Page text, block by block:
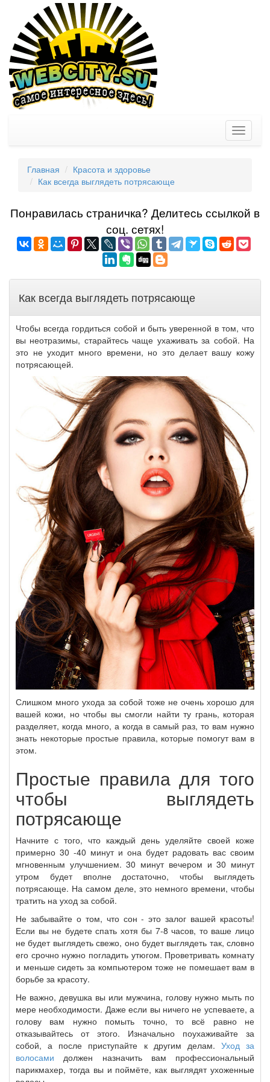
Toggle
Главная
Красота и здоровье
Как всегда выглядеть потрясающе
Понравилась страничка? Делитеcь ссылкой в
соц. сетях!
Как всегда выглядеть потрясающе
Чтобы всегда гордиться собой и быть уверенной в том, что
вы неотразимы, старайтесь чаще ухаживать за собой. На
это не уходит много времени, но это делает вашу кожу
потрясающей.
Слишком много ухода за собой тоже не очень хорошо для
вашей кожи, но чтобы вы смогли найти ту грань, которая
разделяет, когда много, а когда в самый раз, то вам нужно
знать некоторые простые правила, которые помогут вам в
этом.
Простые правила для того
чтобы выглядеть
потрясающе
Начните с того, что каждый день уделяйте своей коже
примерно 30 -40 минут и она будет радовать вас своим
мгновенным улучшением. 30 минут вечером и 30 минут
утром будет вполне достаточно, чтобы выглядеть
потрясающе. На самом деле, это немного времени, чтобы
тратить на уход за собой.
Не забывайте о том, что сон - это залог вашей красоты!
Если вы не будете спать хотя бы 7-8 часов, то ваше лицо
не будет выглядеть свежо, оно будет выглядеть так, словно
его срочно нужно погладить утюгом. Проветривать комнату
и меньше сидеть за компьютером тоже не помешает вам в
борьбе за красоту.
Не важно, девушка вы или мужчина, голову нужно мыть по
мере необходимости. Даже если вы ничего не успеваете, а
голову вам нужно помыть точно, то всё равно не
отказывайтесь от этого. Изначально поухаживайте за
собой, а после приступайте к другим делам. Уход за
волосами должен назначить вам профессиональный
парикмахер, тогда вы и поймёте, как выглядят ухоженные